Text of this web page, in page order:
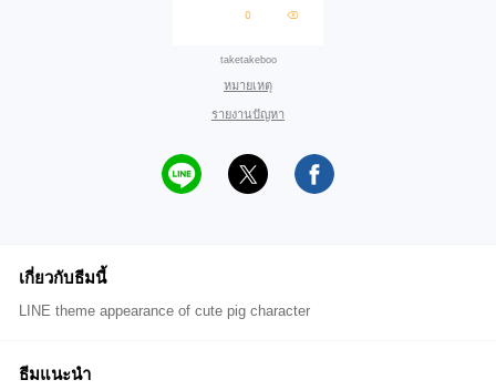
taketakeboo
หมายเหตุ
รายงานปัญหา
เกี่ยวกับธีมนี้
LINE theme appearance of cute pig character
ธีมแนะนำ